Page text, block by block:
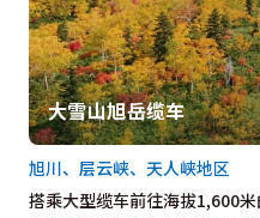
大雪山旭岳缆车
搭乘大型缆车前往海拔1,600
旭川、层云峡、天人峡地区